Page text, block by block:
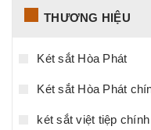
THƯƠNG HIỆU
Két sắt Hòa Phát
Két sắt Hòa Phát
két sắt việt tiệp